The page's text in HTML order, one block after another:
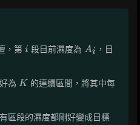
，第 i
i 段目前濕度為 A_i
Ai ，目
為 K
K 的連續區間，將其中每
區段的濕度都剛好變成目標